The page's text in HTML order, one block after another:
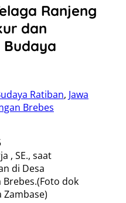
Ranjeng
dan
Ratiban, Jawa
Brebes
, SE., saat
di Desa
Brebes.(Foto dok